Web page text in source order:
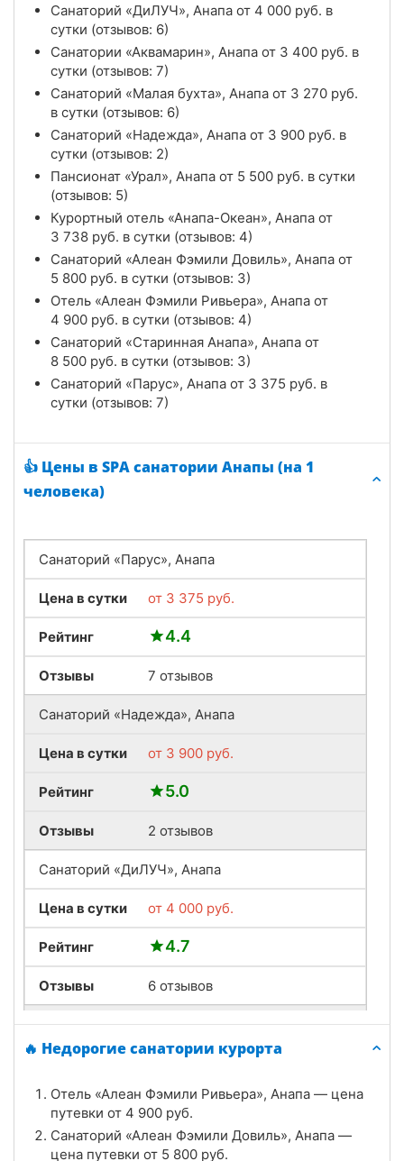
Санаторий «ДиЛУЧ», Анапа от 4 000 руб. в
сутки (отзывов: 6)
Санатории «Аквамарин», Анапа от 3 400 руб. в
сутки (отзывов: 7)
Санаторий «Малая бухта», Анапа от 3 270 руб.
в сутки (отзывов: 6)
Санаторий «Надежда», Анапа от 3 900 руб. в
сутки (отзывов: 2)
Пансионат «Урал», Анапа от 5 500 руб. в сутки
(отзывов: 5)
Курортный отель «Анапа-Океан», Анапа от
3 738 руб. в сутки (отзывов: 4)
Санаторий «Алеан Фэмили Довиль», Анапа от
5 800 руб. в сутки (отзывов: 3)
Отель «Алеан Фэмили Ривьера», Анапа от
4 900 руб. в сутки (отзывов: 4)
Санаторий «Старинная Анапа», Анапа от
8 500 руб. в сутки (отзывов: 3)
Санаторий «Парус», Анапа от 3 375 руб. в
сутки (отзывов: 7)
👍 Цены в SPA санатории Анапы (на 1
человека)
Санаторий «Парус», Анапа
Цена в сутки от 3 375 руб.
Рейтинг 4.4
Отзывы 7 отзывов
Санаторий «Надежда», Анапа
Цена в сутки от 3 900 руб.
Рейтинг 5.0
Отзывы 2 отзывов
Санаторий «ДиЛУЧ», Анапа
Цена в сутки от 4 000 руб.
Рейтинг 4.7
Отзывы 6 отзывов
Санатории «Аквамарин», Анапа
Цена в сутки 3 400 руб.
Рейтинг 4.6
Отзывы 7 отзывов
🔥 Недорогие санатории курорта
Отель «Алеан Фэмили Ривьера», Анапа — цена
путевки от 4 900 руб.
Санаторий «Алеан Фэмили Довиль», Анапа —
цена путевки от 5 800 руб.